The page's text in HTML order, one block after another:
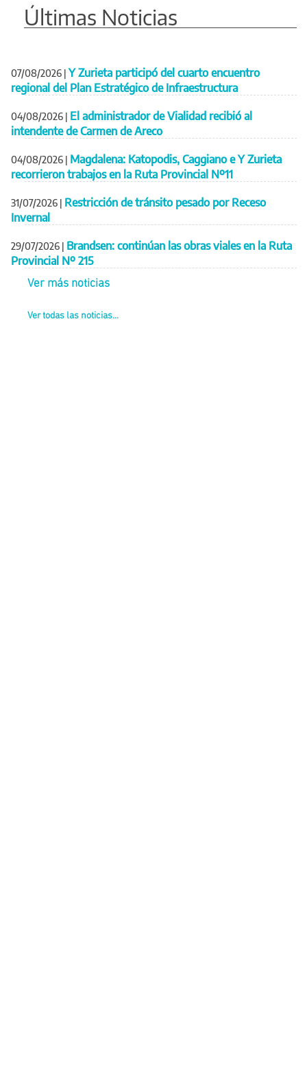
Últimas Noticias
07/08/2026 | Y Zurieta participó del cuarto encuentro
regional del Plan Estratégico de Infraestructura
04/08/2026 | El administrador de Vialidad recibió al
intendente de Carmen de Areco
04/08/2026 | Magdalena: Katopodis, Caggiano e Y Zurieta
recorrieron trabajos en la Ruta Provincial Nº11
31/07/2026 | Restricción de tránsito pesado por Receso
Invernal
29/07/2026 | Brandsen: continúan las obras viales en la Ruta
Provincial Nº 215
Ver más noticias
Ver todas las noticias...